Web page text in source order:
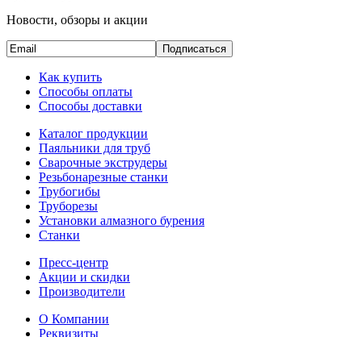
Новости, обзоры и акции
Подписаться
Как купить
Способы оплаты
Способы доставки
Каталог продукции
Паяльники для труб
Сварочные экструдеры
Резьбонарезные станки
Трубогибы
Труборезы
Установки алмазного бурения
Станки
Пресс-центр
Акции и скидки
Производители
О Компании
Реквизиты